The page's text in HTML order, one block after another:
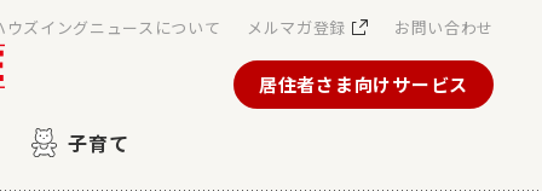
子育て
ウズイングニュースについて メルマガ登録 お問い合わせ
居住者さま向けサービス